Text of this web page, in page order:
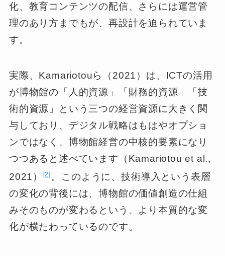
化、教育コンテンツの配信、さらには運営管
理のあり方までもが、再設計を迫られていま
す。
実際、Kamariotouら（2021）は、ICTの活用
が博物館の「人的資源」「財務的資源」「技
術的資源」という三つの経営資源に大きく関
与しており、デジタル戦略はもはやオプショ
ンではなく、博物館経営の中核的要素になり
つつあると述べています（Kamariotou et al.,
2021）
2
。このように、技術導入という表層
の変化の背後には、博物館の価値創造の仕組
みそのものが変わるという、より本質的な変
化が横たわっているのです。